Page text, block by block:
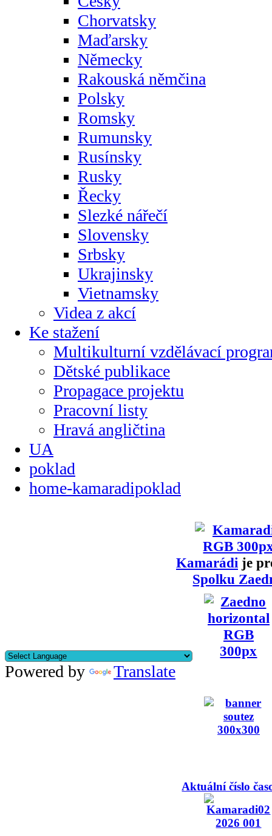
Chorvatsky
Maďarsky
Německy
Rakouská němčina
Polsky
Romsky
Rumunsky
Rusínsky
Rusky
Řecky
Slezké nářečí
Slovensky
Srbsky
Ukrajinsky
Vietnamsky
Videa z akcí
Ke stažení
Multikulturní vzdělávací
Dětské publikace
Propagace projektu
Pracovní listy
Hravá angličtina
UA
poklad
home-kamaradipoklad
Kamarádi je
Spolku
Powered by Translate
Aktuální číslo